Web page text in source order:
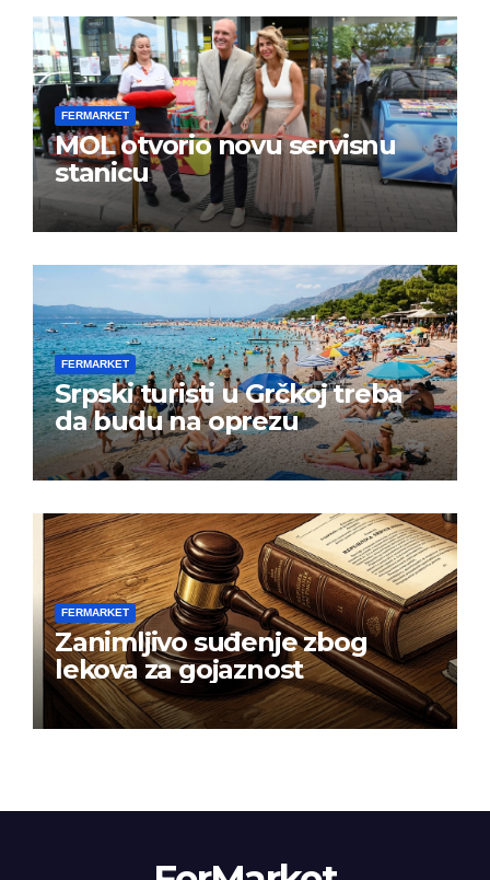
FERMARKET
MOL otvorio novu servisnu
stanicu
FERMARKET
Srpski turisti u Grčkoj treba
da budu na oprezu
FERMARKET
Zanimljivo suđenje zbog
lekova za gojaznost